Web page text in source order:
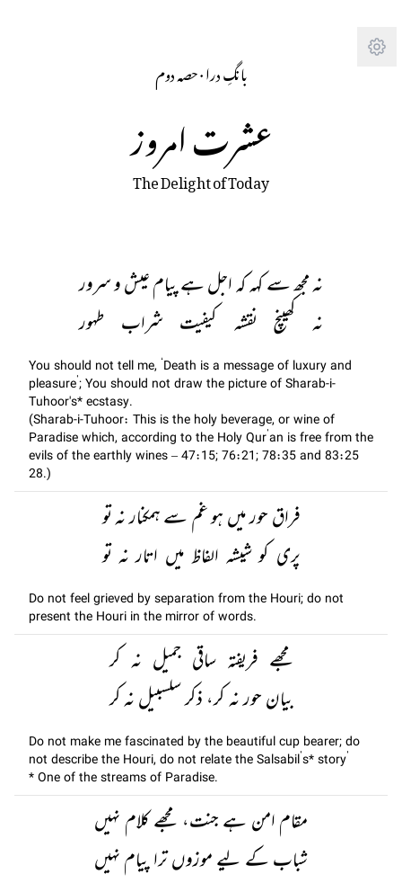
بانگِ درا· حصہ دوم
عشرت امروز
The Delight of Today
نہ مجھ سے کہہ کہ اجل ہے پیام عیش و سرور
نہ کھینچ نقشہ کیفیت شراب طہور
You should not tell me, ‘Death is a message of luxury and
pleasure’; You should not draw the picture of Sharab-i-
Tuhoor's* ecstasy.
(Sharab-i-Tuhoor: This is the holy beverage, or wine of
Paradise which, according to the Holy Qur’an is free from the
evils of the earthly wines – 47:15; 76:21; 78:35 and 83:25
28.)
فراق حور میں ہو غم سے ہمکنار نہ تو
پری کو شیشہ الفاظ میں اتار نہ تو
Do not feel grieved by separation from the Houri; do not
present the Houri in the mirror of words.
مجھے فریفتہ ساقی جمیل نہ کر
بیان حور نہ کر، ذکر سلسبیل نہ کر
Do not make me fascinated by the beautiful cup bearer; do
not describe the Houri, do not relate the Salsabil’s* story’
* One of the streams of Paradise.
مقام امن ہے جنت، مجھے کلام نہیں
شباب کے لیے موزوں ترا پیام نہیں